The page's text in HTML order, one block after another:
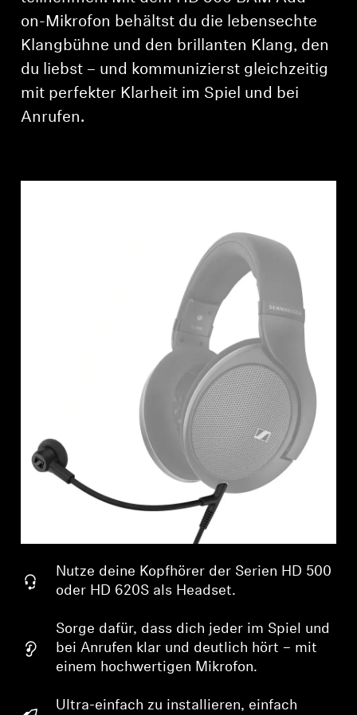
Über uns
Innovationen
on-Mikrofon behältst du die lebensechte
Klangbühne und den brillanten Klang, den
du liebst – und kommunizierst gleichzeitig
mit perfekter Klarheit im Spiel und bei
Anrufen.
Nutze deine Kopfhörer der Serien HD 500
oder HD 620S als Headset.
Sorge dafür, dass dich jeder im Spiel und
bei Anrufen klar und deutlich hört – mit
einem hochwertigen Mikrofon.
Ultra-einfach zu installieren, einfach